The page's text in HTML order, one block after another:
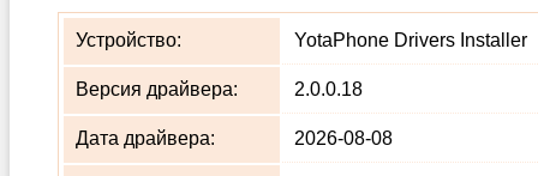
Устройство: YotaPhone Drivers Installer
Версия драйвера: 2.0.0.18
Дата драйвера: 2026-08-08